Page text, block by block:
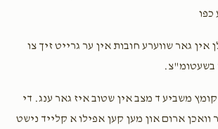
כפו
אין גאר שווערע חובות אין ער גרייט זיך צו
בשעטומ"צ.
משביע ד מצב אין שטוב איז גאר ענג. די
וואכן ארום און מען קען אפילו א קלייד נישט